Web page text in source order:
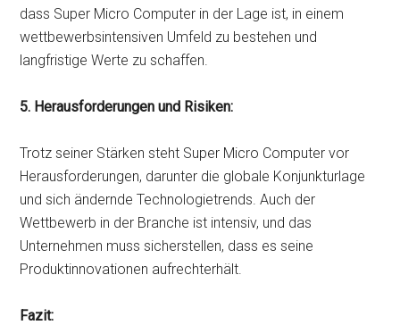
dass Super Micro Computer in der Lage ist, in einem
wettbewerbsintensiven Umfeld zu bestehen und
langfristige Werte zu schaffen.
5. Herausforderungen und Risiken:
Trotz seiner Stärken steht Super Micro Computer vor
Herausforderungen, darunter die globale Konjunkturlage
und sich ändernde Technologietrends. Auch der
Wettbewerb in der Branche ist intensiv, und das
Unternehmen muss sicherstellen, dass es seine
Produktinnovationen aufrechterhält.
Fazit: